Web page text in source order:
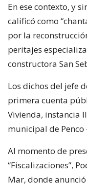
En ese contexto, y
calificó como
por la
peritajes
constructora San
Los dichos del jefe
primera cuenta
Vivienda, instancia
municipal de
Al momento de
“Fiscalizaciones”,
Mar, donde